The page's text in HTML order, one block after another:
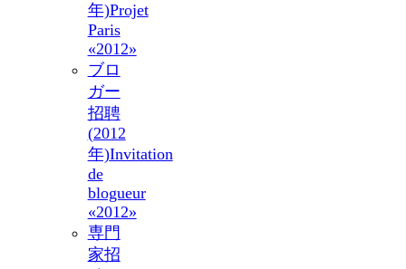
年)Projet
Paris
«2012»
ブロ
ガー
招聘
(2012
年)Invitation
de
blogueur
«2012»
専門
家招